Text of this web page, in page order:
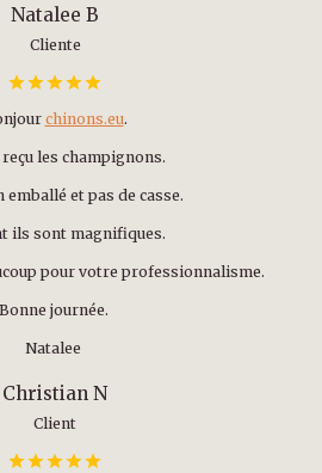
Natalee B
Cliente
chinons.eu.
les champignons.
emballé et pas de casse.
ils sont magnifiques.
pour votre professionnalisme.
Bonne journée.
Natalee
Christian N
Client